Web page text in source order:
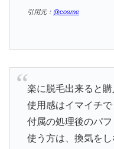
引用元： @cosme
楽に脱毛出来ると購
使用感はイマイチで
付属の処理後のパ
使う方は、換気をし